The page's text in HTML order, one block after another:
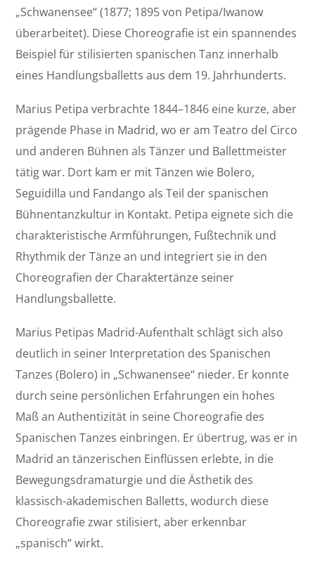
„Schwanensee“ (1877; 1895 von Petipa/Iwanow
überarbeitet). Diese Choreografie ist ein spannendes
Beispiel für stilisierten spanischen Tanz innerhalb
eines Handlungsballetts aus dem 19. Jahrhunderts.
Marius Petipa verbrachte 1844–1846 eine kurze, aber
prägende Phase in Madrid, wo er am Teatro del Circo
und anderen Bühnen als Tänzer und Ballettmeister
tätig war. Dort kam er mit Tänzen wie Bolero,
Seguidilla und Fandango als Teil der spanischen
Bühnentanzkultur in Kontakt. Petipa eignete sich die
charakteristische Armführungen, Fußtechnik und
Rhythmik der Tänze an und integriert sie in den
Choreografien der Charaktertänze seiner
Handlungsballette.
Marius Petipas Madrid-Aufenthalt schlägt sich also
deutlich in seiner Interpretation des Spanischen
Tanzes (Bolero) in „Schwanensee“ nieder. Er konnte
durch seine persönlichen Erfahrungen ein hohes
Maß an Authentizität in seine Choreografie des
Spanischen Tanzes einbringen. Er übertrug, was er in
Madrid an tänzerischen Einflüssen erlebte, in die
Bewegungsdramaturgie und die Ästhetik des
klassisch-akademischen Balletts, wodurch diese
Choreografie zwar stilisiert, aber erkennbar
„spanisch“ wirkt.